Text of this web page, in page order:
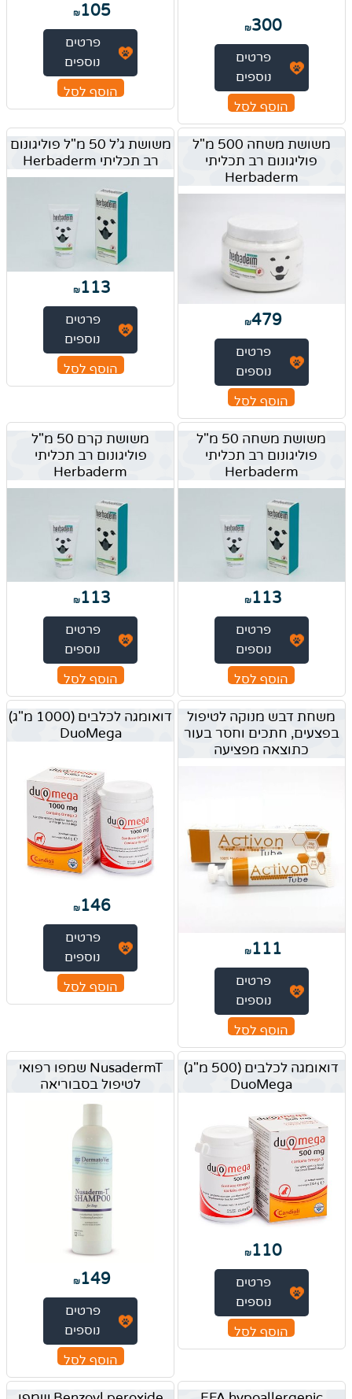
₪300
פרטים
נוספים
הוסף לסל
₪105
פרטים
נוספים
הוסף לסל
משושת משחה 500 מ"ל
פוליגונום רב תכליתי
Herbaderm
₪479
פרטים
נוספים
הוסף לסל
משושת ג'ל 50 מ"ל פוליגונום
רב תכליתי Herbaderm
₪113
פרטים
נוספים
הוסף לסל
משושת משחה 50 מ"ל
פוליגונום רב תכליתי
Herbaderm
₪113
פרטים
נוספים
הוסף לסל
משושת קרם 50 מ"ל
פוליגונום רב תכליתי
Herbaderm
₪113
פרטים
נוספים
הוסף לסל
משחת דבש מנוקה לטיפול
בפצעים, חתכים וחסר בעור
כתוצאה מפציעה
₪111
פרטים
נוספים
הוסף לסל
דואומגה לכלבים (1000 מ"ג)
DuoMega
₪146
פרטים
נוספים
הוסף לסל
דואומגה לכלבים (500 מ"ג)
DuoMega
₪110
פרטים
נוספים
הוסף לסל
NusadermT שמפו רפואי
לטיפול בסבוריאה
₪149
פרטים
נוספים
הוסף לסל